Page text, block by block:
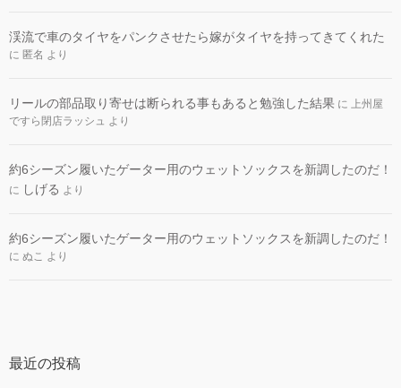
渓流で車のタイヤをパンクさせたら嫁がタイヤを持ってきてくれた
に 匿名 より
リールの部品取り寄せは断られる事もあると勉強した結果 に 上州屋
ですら閉店ラッシュ より
約6シーズン履いたゲーター用のウェットソックスを新調したのだ！
に しげる より
約6シーズン履いたゲーター用のウェットソックスを新調したのだ！
に ぬこ より
最近の投稿